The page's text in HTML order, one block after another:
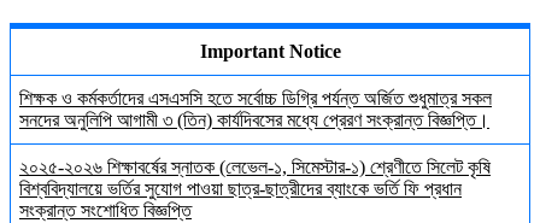
Important Notice
শিক্ষক ও কর্মকর্তাদের এসএসসি হতে সর্বোচ্চ ডিগ্রি পর্যন্ত অর্জিত শুধুমাত্র সকল
সনদের অনুলিপি আগামী ৩ (তিন) কার্যদিবসের মধ্যে প্রেরণ সংক্রান্ত বিজ্ঞপ্তি।
২০২৫-২০২৬ শিক্ষাবর্ষের স্নাতক (লেভেল-১, সিমেস্টার-১) শ্রেণীতে সিলেট কৃষি
বিশ্ববিদ্যালয়ে ভর্তির সুযোগ পাওয়া ছাত্র-ছাত্রীদের ব্যাংকে ভর্তি ফি প্রধান
সংক্রান্ত সংশোধিত বিজ্ঞপ্তি